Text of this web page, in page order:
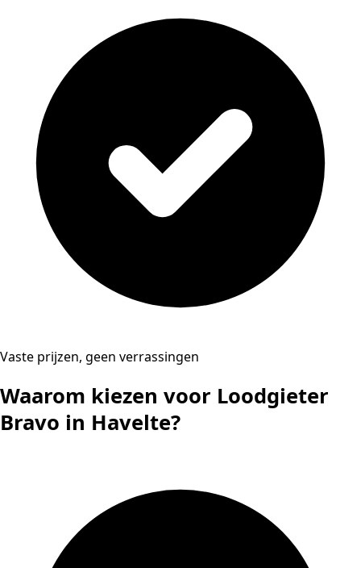
Vaste prijzen, geen verrassingen
Waarom kiezen voor Loodgieter
Bravo in Havelte?